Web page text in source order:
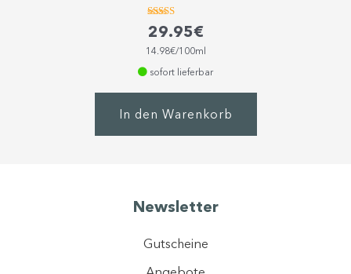
Bewertet
mit
4.57
von 5
29.95€
14.98€/100ml
sofort lieferbar
In den Warenkorb
Newsletter
Gutscheine